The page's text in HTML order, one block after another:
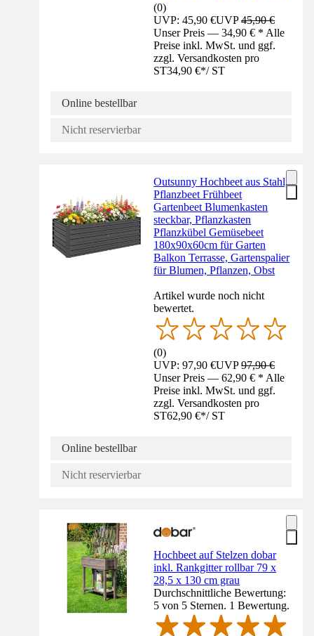
(0)
UVP: 45,90 €UVP45,90 €
Unser Preis — 34,90 € * Alle
Preise inkl. MwSt. und ggf.
zzgl. Versandkosten pro
ST34,90 €*/ ST
Online bestellbar
Nicht reservierbar
Outsunny Hochbeet aus Stahl,
Pflanzbeet Frühbeet
Gartenbeet Blumenkasten
steckbar, Pflanzkasten
Pflanzkübel Gemüsebeet
180x90x60cm für Garten
Balkon Terrasse, Gartenspalier
für Blumen, Pflanzen, Obst
Artikel wurde noch nicht
bewertet.
(0)
UVP: 97,90 €UVP97,90 €
Unser Preis — 62,90 € * Alle
Preise inkl. MwSt. und ggf.
zzgl. Versandkosten pro
ST62,90 €*/ ST
Online bestellbar
Nicht reservierbar
Hochbeet auf Stelzen dobar
inkl. Rankgitter rollbar 79 x
28,5 x 130 cm grau
Durchschnittliche Bewertung:
5 von 5 Sternen. 1 Bewertung.